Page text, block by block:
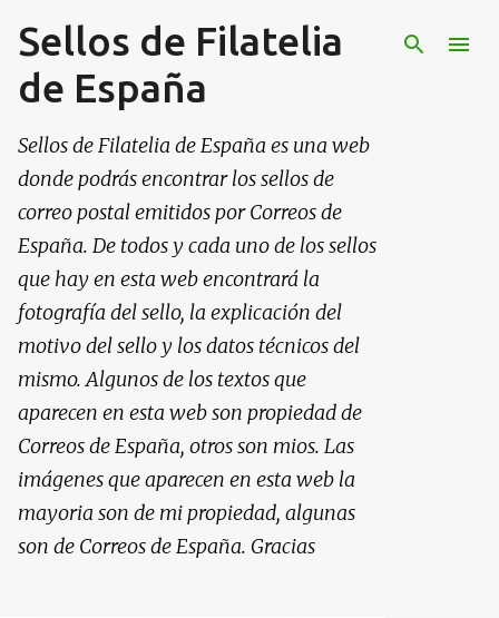
Ir al contenido principal
Sellos de Filatelia
de España
Sellos de Filatelia de España es una web
donde podrás encontrar los sellos de
correo postal emitidos por Correos de
España. De todos y cada uno de los sellos
que hay en esta web encontrará la
fotografía del sello, la explicación del
motivo del sello y los datos técnicos del
mismo. Algunos de los textos que
aparecen en esta web son propiedad de
Correos de España, otros son mios. Las
imágenes que aparecen en esta web la
mayoria son de mi propiedad, algunas
son de Correos de España. Gracias